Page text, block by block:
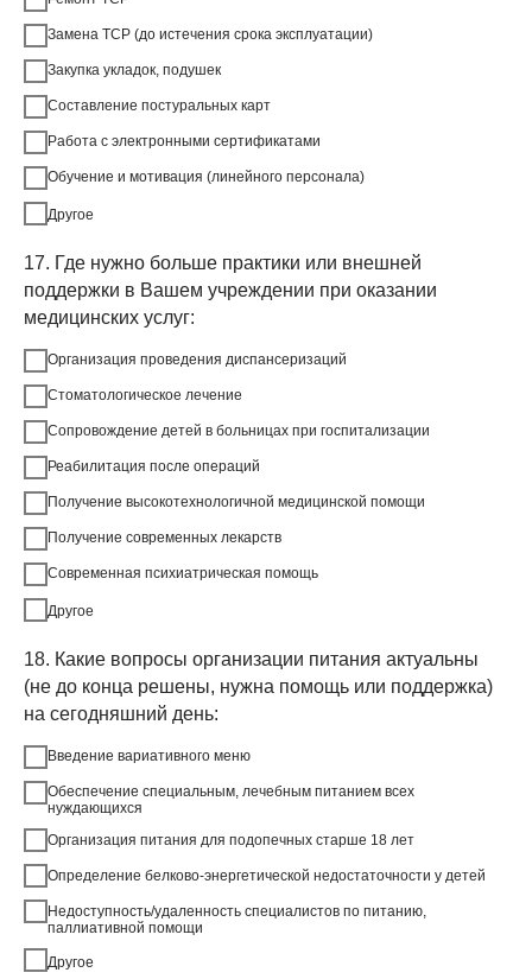
Замена ТСР (до истечения срока эксплуатации)
Закупка укладок, подушек
Составление постуральных карт
Работа с электронными сертификатами
Обучение и мотивация (линейного персонала)
Другое
17. Где нужно больше практики или внешней
поддержки в Вашем учреждении при оказании
медицинских услуг:
Организация проведения диспансеризаций
Стоматологическое лечение
Сопровождение детей в больницах при госпитализации
Реабилитация после операций
Получение высокотехнологичной медицинской помощи
Получение современных лекарств
Современная психиатрическая помощь
Другое
18. Какие вопросы организации питания актуальны
(не до конца решены, нужна помощь или поддержка)
на сегодняшний день:
Введение вариативного меню
Обеспечение специальным, лечебным питанием всех
нуждающихся
Организация питания для подопечных старше 18 лет
Определение белково-энергетической недостаточности у детей
Недоступность/удаленность специалистов по питанию,
паллиативной помощи
Другое